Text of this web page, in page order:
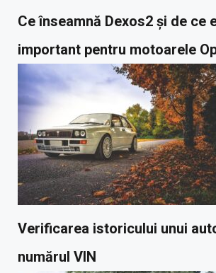
Ce înseamnă Dexos2 și de ce
important pentru motoarele
Verificarea istoricului unui
numărul VIN